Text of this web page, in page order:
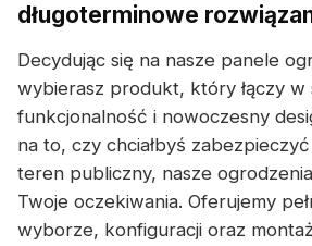
długoterminowe
Decydując się na nasze panele
wybierasz produkt, który łączy w
funkcjonalność i nowoczesny
na to, czy chciałbyś
teren publiczny, nasze
Twoje oczekiwania. Oferujemy
wyborze, konfiguracji oraz